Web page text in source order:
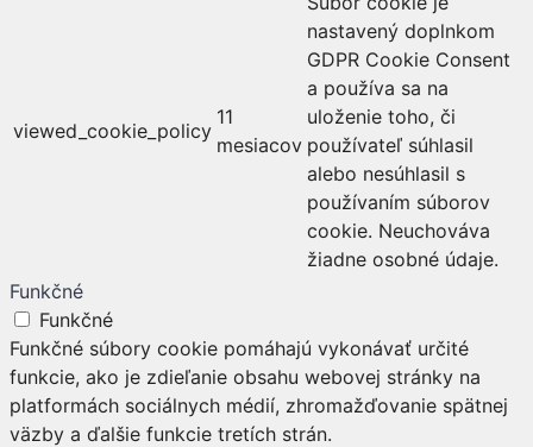
viewed_cookie_policy
11
mesiacov
nastavený doplnkom
GDPR Cookie Consent
a používa sa na
uloženie toho, či
používateľ súhlasil
alebo nesúhlasil s
používaním súborov
cookie. Neuchováva
žiadne osobné údaje.
Funkčné
Funkčné
Funkčné súbory cookie pomáhajú vykonávať určité
funkcie, ako je zdieľanie obsahu webovej stránky na
platformách sociálnych médií, zhromažďovanie spätnej
väzby a ďalšie funkcie tretích strán.